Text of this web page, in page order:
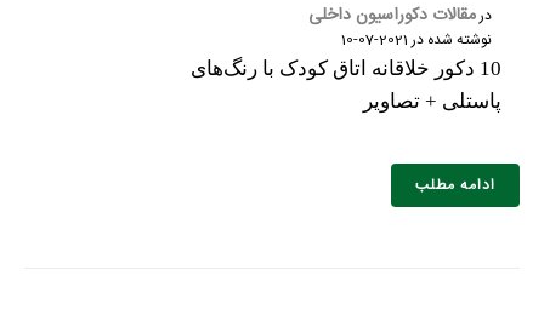
درمقالات دکوراسیون داخلی
نوشته شده در2021-07-10
10 دکور خلاقانه اتاق کودک با رنگ‌های
پاستلی + تصاویر
ادامه مطلب